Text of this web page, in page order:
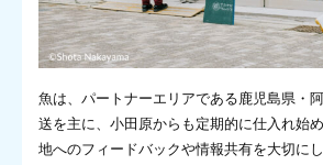
魚は、パートナーエリアである鹿児島県・
送を主に、小田原からも定期的に仕入れ始
地へのフィードバックや情報共有を大切に